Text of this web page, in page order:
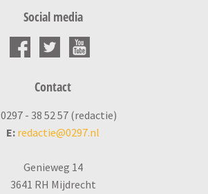
Social media
Contact
0297 - 38 52 57 (redactie)
E: redactie@0297.nl
Genieweg 14
3641 RH Mijdrecht